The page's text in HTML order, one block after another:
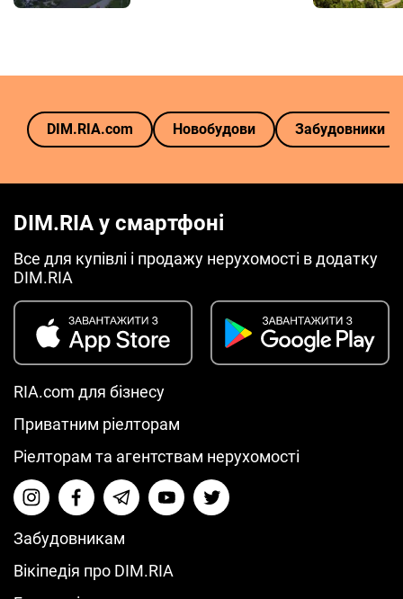
DIM.RIA.com Новобудови Забудовники
DIM.RIA у смартфоні
Все для купівлі і продажу нерухомості в додатку
DIM.RIA
RIA.com для бізнесу
Приватним ріелторам
Ріелторам та агентствам нерухомості
Забудовникам
Вікіпедія про DIM.RIA